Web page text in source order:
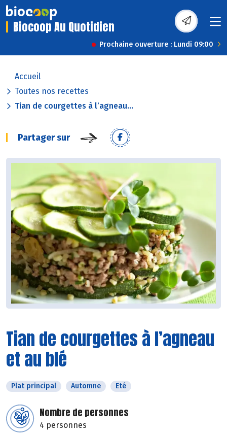
Biocoop Au Quotidien
Prochaine ouverture : Lundi 09:00
Accueil
Toutes nos recettes
Tian de courgettes à l’agneau...
Partager sur
Tian de courgettes à l’agneau
et au blé
Plat principal Automne Eté
Nombre de personnes
4 personnes